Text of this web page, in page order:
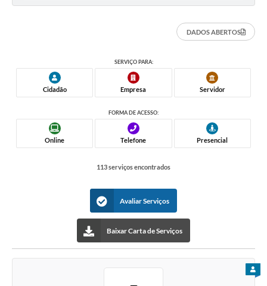
DADOS ABERTOS
SERVIÇO PARA:
Cidadão Empresa Servidor
FORMA DE ACESSO:
Online Telefone Presencial
113 serviços encontrados
Avaliar Serviços
Baixar Carta de Serviços